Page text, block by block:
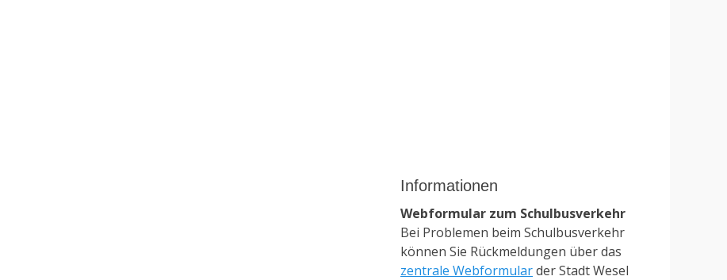
Informationen
Webformular zum Schulbusverkehr
Bei Problemen beim Schulbusverkehr
können Sie Rückmeldungen über das
zentrale Webformularder Stadt Wesel